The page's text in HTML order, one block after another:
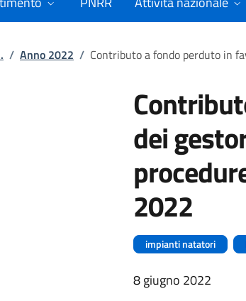
/ Anno 2022 / Contributo a fondo perduto in
dei
2022
impianti natatori
8 giugno 2022